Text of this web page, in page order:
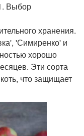
Выбор
хранения.
'Симиренко' и
хорошо
Эти сорта
что защищает